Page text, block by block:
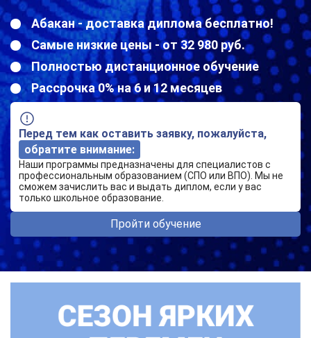
Абакан - доставка диплома бесплатно!
Самые низкие цены - от 32 980 руб.
Полностью дистанционное обучение
Рассрочка 0% на 6 и 12 месяцев
Перед тем как оставить заявку, пожалуйста,
обратите внимание:
Наши программы предназначены для специалистов с
профессиональным образованием (СПО или ВПО). Мы не
сможем зачислить вас и выдать диплом, если у вас
только школьное образование.
Пройти обучение